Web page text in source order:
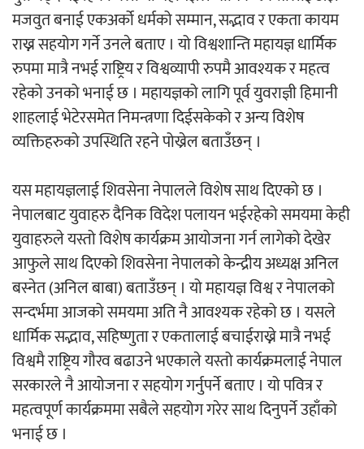
मजवुत बनाई एकअर्को धर्मको सम्मान, सद्भाव र एकता कायम
राख्न सहयोग गर्ने उनले बताए । यो विश्वशान्ति महायज्ञ धार्मिक
रुपमा मात्रै नभई राष्ट्रिय र विश्वव्यापी रुपमै आवश्यक र महत्व
रहेको उनको भनाई छ । महायज्ञको लागि पूर्व युवराज्ञी हिमानी
शाहलाई भेटेरसमेत निमन्त्रणा दिईसकेको र अन्य विशेष
व्यक्तिहरुको उपस्थिति रहने पोख्रेल बताउँछन् ।
यस महायज्ञलाई शिवसेना नेपालले विशेष साथ दिएको छ ।
नेपालबाट युवाहरु दैनिक विदेश पलायन भईरहेको समयमा केही
युवाहरुले यस्तो विशेष कार्यक्रम आयोजना गर्न लागेको देखेर
आफुले साथ दिएको शिवसेना नेपालको केन्द्रीय अध्यक्ष अनिल
बस्नेत (अनिल बाबा) बताउँछन् । यो महायज्ञ विश्व र नेपालको
सन्दर्भमा आजको समयमा अति नै आवश्यक रहेको छ । यसले
धार्मिक सद्भाव, सहिष्णुता र एकतालाई बचाईराख्ने मात्रै नभई
विश्वमै राष्ट्रिय गौरव बढाउने भएकाले यस्तो कार्यक्रमलाई नेपाल
सरकारले नै आयोजना र सहयोग गर्नुपर्ने बताए । यो पवित्र र
महत्वपूर्ण कार्यक्रममा सबैले सहयोग गरेर साथ दिनुपर्ने उहाँको
भनाई छ ।